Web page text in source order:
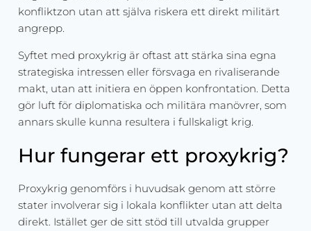
konfliktzon utan att själva riskera ett direkt militärt
angrepp.
Syftet med proxykrig är oftast att stärka sina egna
strategiska intressen eller försvaga en rivaliserande
makt, utan att initiera en öppen konfrontation. Detta
gör luft för diplomatiska och militära manövrer, som
annars skulle kunna resultera i fullskaligt krig.
Hur fungerar ett proxykrig?
Proxykrig genomförs i huvudsak genom att större
stater involverar sig i lokala konflikter utan att delta
direkt. Istället ger de sitt stöd till utvalda grupper